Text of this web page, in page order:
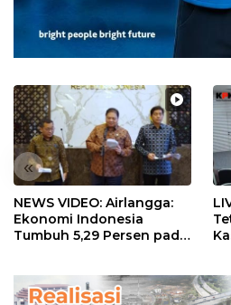
«
NEWS VIDEO: Airlangga:
Ekonomi Indonesia
Tumbuh 5,29 Persen pada